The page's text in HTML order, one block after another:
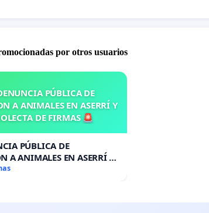
por otros usuarios
PÚBLICA DE
A ANIMALES EN ASERRÍ Y
DE FIRMAS 🚨
PÚBLICA DE
A ANIMALES EN ASERRÍ Y
DE FIRMAS 🚨